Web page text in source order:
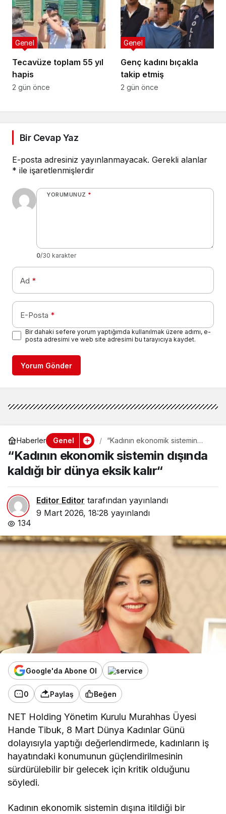
Tecavüze toplam 55 yıl
hapis
Genel
2 gün önce
Genç kadını bıçakla
takip etmiş
Genel
2 gün önce
Bir Cevap Yaz
E-posta adresiniz yayınlanmayacak. Gerekli alanlar
* ile işaretlenmişlerdir
YORUMUNUZ *
0/30 karakter
Ad *
E-Posta *
Bir dahaki sefere yorum yaptığımda kullanılmak üzere adımı, e-
posta adresimi ve web site adresimi bu tarayıcıya kaydet.
Yorum Gönder
Haberler Genel
“Kadının ekonomik sistemin
dışında kaldığı bir dünya eksik
kalır“
“Kadının ekonomik sistemin dışında
kaldığı bir dünya eksik kalır“
Editor Editor tarafından yayınlandı
9 Mart 2026, 18:28 yayınlandı
134
Google'da Abone Ol
0 Paylaş Beğen
NET Holding Yönetim Kurulu Murahhas Üyesi
Hande Tibuk, 8 Mart Dünya Kadınlar Günü
dolayısıyla yaptığı değerlendirmede, kadınların iş
hayatındaki konumunun güçlendirilmesinin
sürdürülebilir bir gelecek için kritik olduğunu
söyledi.
Kadının ekonomik sistemin dışına itildiği bir